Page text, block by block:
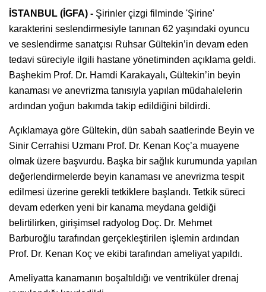
İSTANBUL (İGFA) - Şirinler çizgi filminde 'Şirine'
karakterini seslendirmesiyle tanınan 62 yaşındaki oyuncu
ve seslendirme sanatçısı Ruhsar Gültekin’in devam eden
tedavi süreciyle ilgili hastane yönetiminden açıklama geldi.
Başhekim Prof. Dr. Hamdi Karakayalı, Gültekin’in beyin
kanaması ve anevrizma tanısıyla yapılan müdahalelerin
ardından yoğun bakımda takip edildiğini bildirdi.
Açıklamaya göre Gültekin, dün sabah saatlerinde Beyin ve
Sinir Cerrahisi Uzmanı Prof. Dr. Kenan Koç’a muayene
olmak üzere başvurdu. Başka bir sağlık kurumunda yapılan
değerlendirmelerde beyin kanaması ve anevrizma tespit
edilmesi üzerine gerekli tetkiklere başlandı. Tetkik süreci
devam ederken yeni bir kanama meydana geldiği
belirtilirken, girişimsel radyolog Doç. Dr. Mehmet
Barburoğlu tarafından gerçekleştirilen işlemin ardından
Prof. Dr. Kenan Koç ve ekibi tarafından ameliyat yapıldı.
Ameliyatta kanamanın boşaltıldığı ve ventriküler drenaj